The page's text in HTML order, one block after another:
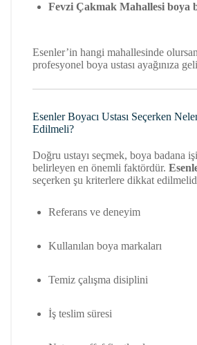
Fevzi Çakmak Mahallesi boya
Esenler’in hangi mahallesinde
profesyonel boya ustası ayağınıza
Esenler Boyacı Ustası Seçerken
Edilmeli?
Doğru ustayı seçmek, boya badana
belirleyen en önemli faktördür.
seçerken şu kriterlere dikkat
Referans ve deneyim
Kullanılan boya markaları
Temiz çalışma disiplini
İş teslim süresi